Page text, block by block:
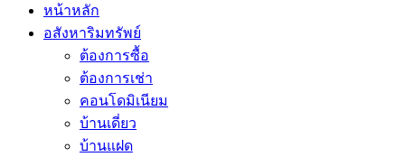
หน้าหลัก
อสังหาริมทรัพย์
ต้องการซื้อ
ต้องการเช่า
คอนโดมิเนียม
บ้านเดี่ยว
บ้านแฝด